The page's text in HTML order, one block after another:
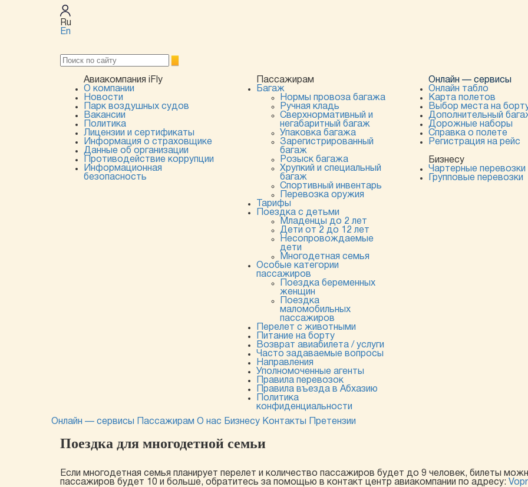
Ru
En
Авиакомпания iFly
О компании
Новости
Парк воздушных судов
Вакансии
Политика
Лицензии и сертификаты
Информация о страховщике
Данные об организации
Противодействие коррупции
Информационная
безопасность
Пассажирам
Багаж
Нормы провоза багажа
Ручная кладь
Сверхнормативный и
негабаритный багаж
Упаковка багажа
Зарегистрированный
багаж
Розыск багажа
Хрупкий и специальный
багаж
Спортивный инвентарь
Перевозка оружия
Тарифы
Поездка с детьми
Младенцы до 2 лет
Дети от 2 до 12 лет
Несопровождаемые
дети
Многодетная семья
Особые категории
пассажиров
Поездка беременных
женщин
Поездка
маломобильных
пассажиров
Перелет с животными
Питание на борту
Возврат авиабилета / услуги
Часто задаваемые вопросы
Направления
Уполномоченные агенты
Правила перевозок
Правила въезда в Абхазию
Политика
конфиденциальности
Онлайн — сервисы
Онлайн табло
Карта полетов
Выбор места на
Дополнительный
Дорожные наборы
Справка о полете
Регистрация на рейс
Бизнесу
Чартерные перевозки
Групповые перевозки
Онлайн — сервисы Пассажирам О нас Бизнесу Контакты Претензии
Поездка для многодетной семьи
Если многодетная семья планирует перелет и количество пассажиров будет до 9 человек, билеты
пассажиров будет 10 и больше, обратитесь за помощью в контакт центр авиакомпании по адресу: